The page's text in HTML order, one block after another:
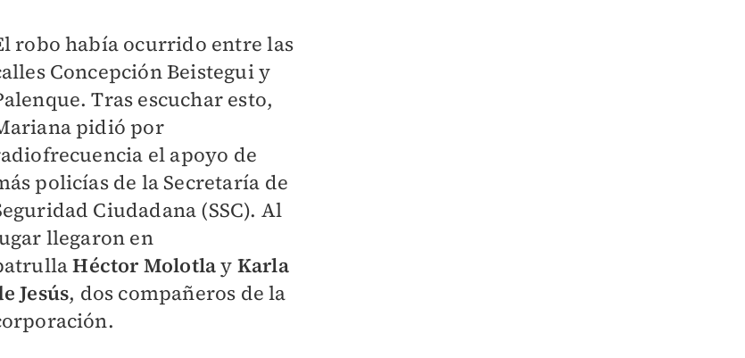
robo había ocurrido entre las
Concepción Beistegui y
Tras escuchar esto,
pidió por
el apoyo de
policías de la Secretaría de
Ciudadana (SSC). Al
llegaron en
Héctor Molotlay Karla
Jesús, dos compañeros de la